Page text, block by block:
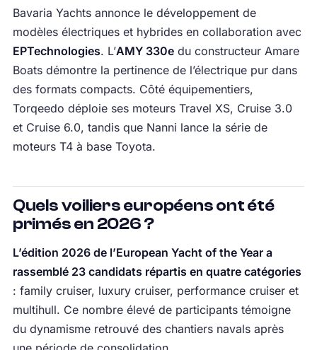
Bavaria Yachts annonce le développement de
modèles électriques et hybrides en collaboration avec
EPTechnologies. L’AMY 330edu constructeur Amare
Boats démontre la pertinence de l’électrique pur dans
des formats compacts. Côté équipementiers,
Torqeedo déploie ses moteurs Travel XS, Cruise 3.0
et Cruise 6.0, tandis que Nanni lance la série de
moteurs T4 à base Toyota.
Quels voiliers européens ont été
primés en 2026 ?
L’édition 2026 de l’European Yacht of the Year a
rassemblé 23 candidats répartis en quatre catégories
: family cruiser, luxury cruiser, performance cruiser et
multihull. Ce nombre élevé de participants témoigne
du dynamisme retrouvé des chantiers navals après